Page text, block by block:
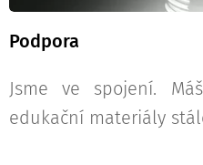
Podpora
Jsme ve spojení.
edukační materiály